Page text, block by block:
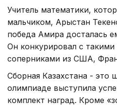
Учитель математики,
мальчиком, Арыстан
победа Амира досталась
Он конкурировал с
соперниками из США,
Сборная Казахстана - это
олимпиаде выступила
комплект наград. Кроме